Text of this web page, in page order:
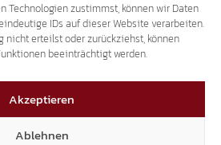
Technologien zustimmst, können wir Daten
IDs auf dieser Website verarbeiten.
nicht erteilst oder zurückziehst, können
beeinträchtigt werden.
Akzeptieren
Ablehnen
Bericht der
über die Bilanz: Bericht
über die Spenden:…